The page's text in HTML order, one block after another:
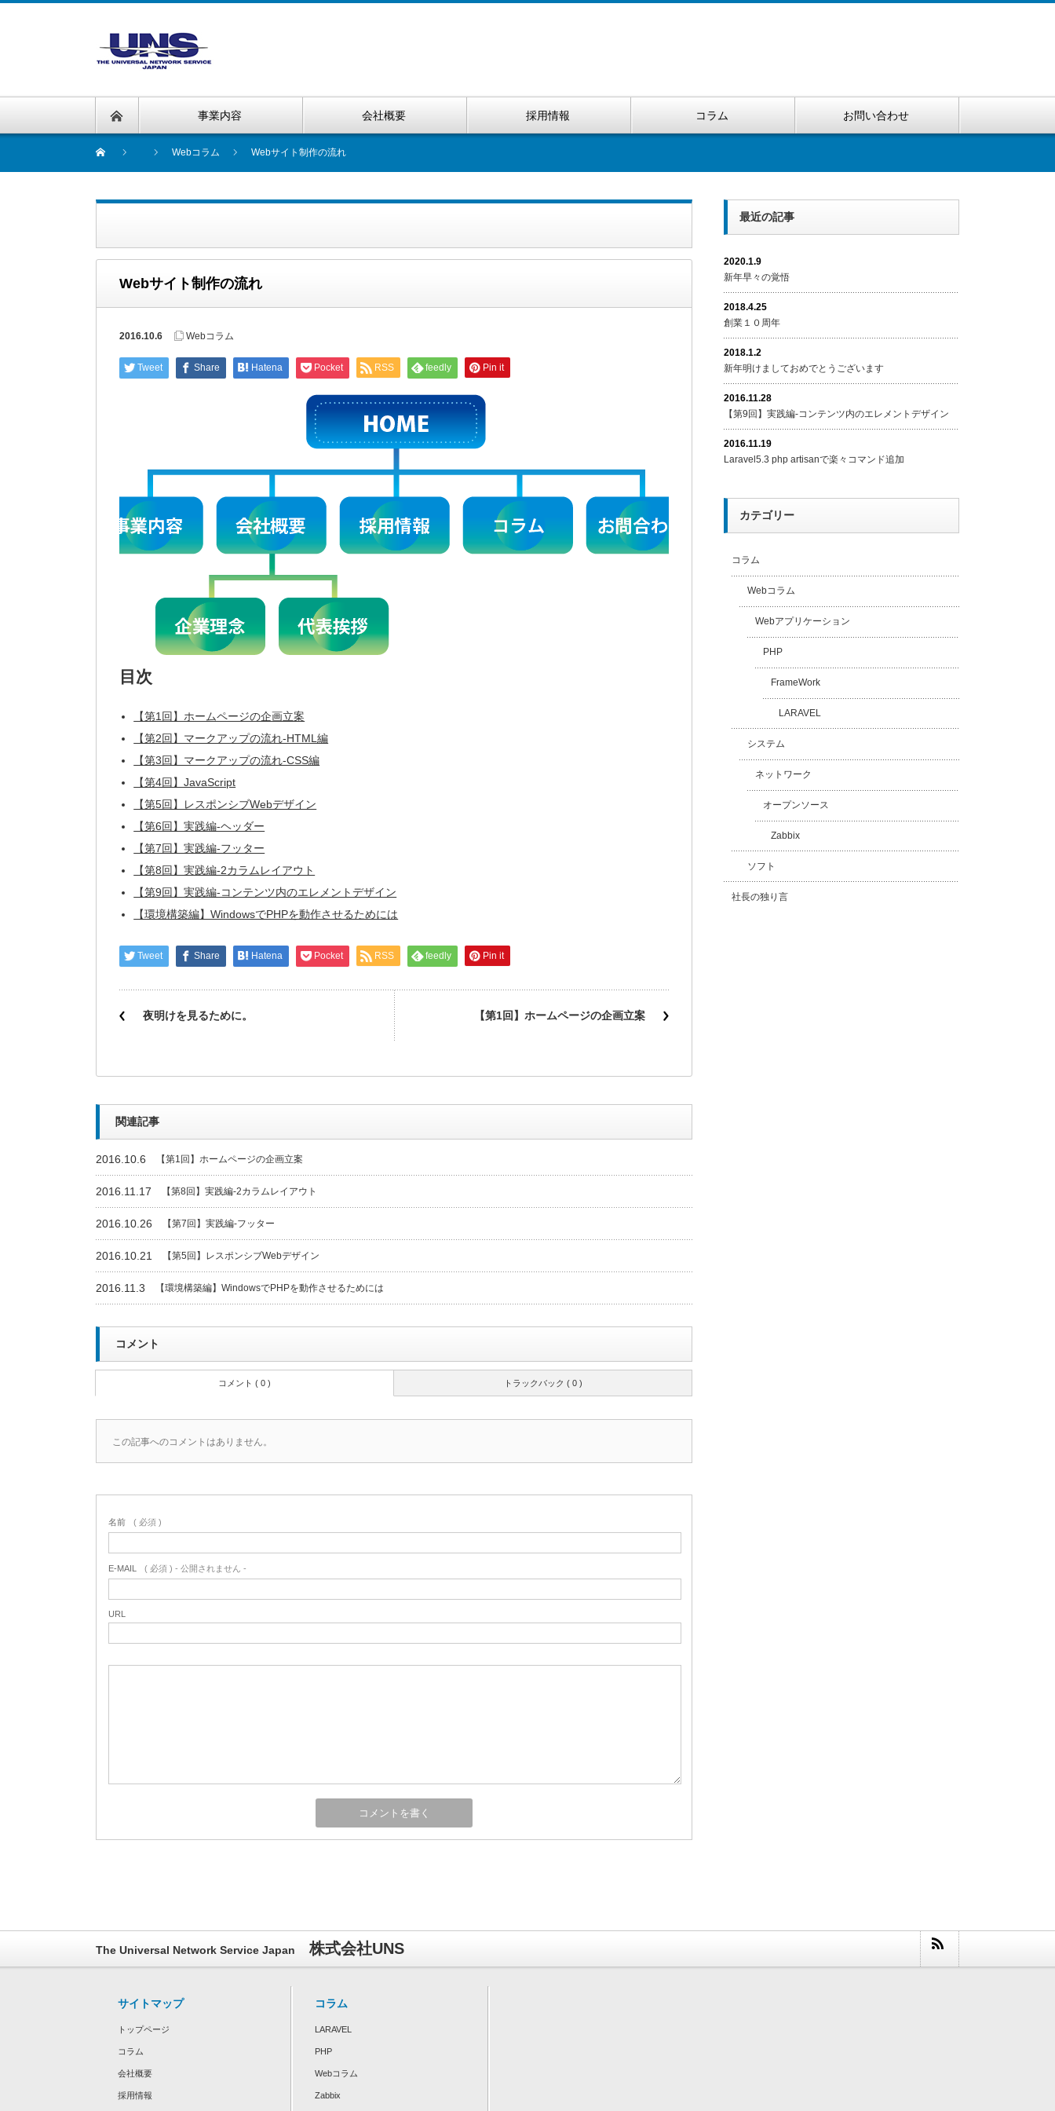
事業内容 会社概要 採用情報 コラム お問い合わせ
Webコラム Webサイト制作の流れ
Webサイト制作の流れ
2016.10.6 Webコラム
Tweet Share Hatena Pocket RSS feedly Pin it
目次
【第1回】ホームページの企画立案
【第2回】マークアップの流れ-HTML編
【第3回】マークアップの流れ-CSS編
【第4回】JavaScript
【第5回】レスポンシブWebデザイン
【第6回】実践編-ヘッダー
【第7回】実践編-フッター
【第8回】実践編-2カラムレイアウト
【第9回】実践編-コンテンツ内のエレメントデザイン
【環境構築編】WindowsでPHPを動作させるためには
Tweet Share Hatena Pocket RSS feedly Pin it
夜明けを見るために。 【第1回】ホームページの企画立案
関連記事
2016.10.6 【第1回】ホームページの企画立案
2016.11.17 【第8回】実践編-2カラムレイアウト
2016.10.26 【第7回】実践編-フッター
2016.10.21 【第5回】レスポンシブWebデザイン
2016.11.3 【環境構築編】WindowsでPHPを動作させるためには
コメント
トラックバック ( 0 )
コメント ( 0 )
この記事へのコメントはありません。
名前 ( 必須 )
E-MAIL ( 必須 ) - 公開されません -
URL
最近の記事
2020.1.9
新年早々の覚悟
2018.4.25
創業１０周年
2018.1.2
新年明けましておめでとうございます
2016.11.28
【第9回】実践編-コンテンツ内のエレメントデザイン
2016.11.19
Laravel5.3 php artisanで楽々コマンド追加
カテゴリー
コラム
Webコラム
Webアプリケーション
PHP
FrameWork
LARAVEL
システム
ネットワーク
オープンソース
Zabbix
ソフト
社長の独り言
The Universal Network Service Japan 株式会社UNS
サイトマップ
トップページ
コラム
会社概要
採用情報
コラム
LARAVEL
PHP
Webコラム
Zabbix